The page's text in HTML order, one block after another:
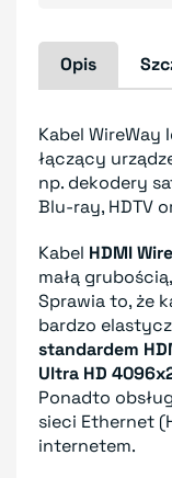
Opis
Kabel WireWay
łączący
np. dekodery
Blu-ray, HDTV
Kabel HDMI
małą
Sprawia to, że
bardzo
standardem
Ultra HD
Ponadto
sieci Ethernet
internetem.